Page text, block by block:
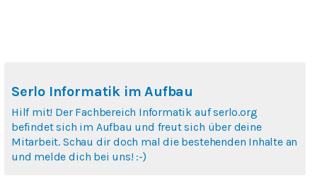
Serlo Informatik im Aufbau
Hilf mit! Der Fachbereich Informatik auf serlo.org
befindet sich im Aufbau und freut sich über deine
Mitarbeit. Schau dir doch mal die bestehenden Inhalte an
und melde dich bei uns! :-)